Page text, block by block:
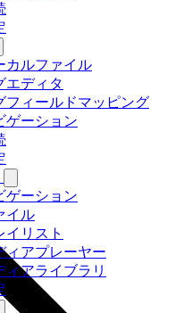
カルファイル
エディタ
フィールドマッピング
ゲーション
ゲーション
イル
イリスト
ィアプレーヤー
ィアライブラリ